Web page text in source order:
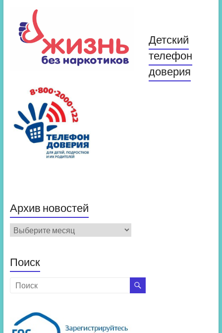
Детский
телефон
доверия
Архив новостей
Архив
новостей
Поиск